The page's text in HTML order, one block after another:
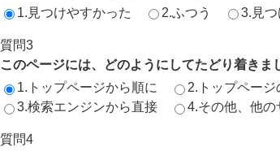
1.見つけやすかった
2.ふつう 3.見
質問3
このページには、どのようにしてたどり着きま
1.トップページから順に
2.トップペー
3.検索エンジンから直接
4.その他、他の
質問4